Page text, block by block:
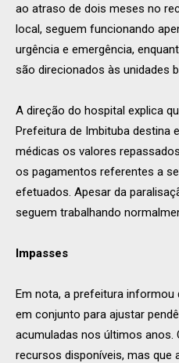
ao atraso de dois meses no
local, seguem funcionando
urgência e emergência,
são direcionados às unidades
A direção do hospital explica
Prefeitura de Imbituba destina
médicas os valores
os pagamentos referentes a
efetuados. Apesar da
seguem trabalhando
Impasses
Em nota, a prefeitura informou
em conjunto para ajustar
acumuladas nos últimos anos.
recursos disponíveis, mas que